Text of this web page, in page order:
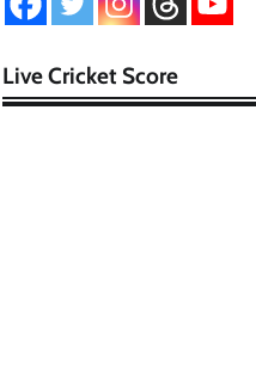
Live Cricket Score